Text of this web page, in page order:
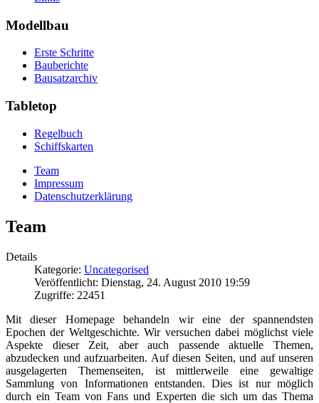
Modellbau
Erste Schritte
Bauberichte
Bausatzarchiv
Tabletop
Regelbuch
Schiffskarten
Team
Impressum
Datenschutzerklärung
Team
Details
Kategorie: Uncategorised
Veröffentlicht: Dienstag, 24. August 2010 19:59
Zugriffe: 22451
Mit dieser Homepage behandeln wir eine der spannendsten
Epochen der Weltgeschichte. Wir versuchen dabei möglichst viele
Aspekte dieser Zeit, aber auch passende aktuelle Themen,
abzudecken und aufzuarbeiten. Auf diesen Seiten, und auf unseren
ausgelagerten Themenseiten, ist mittlerweile eine gewaltige
Sammlung von Informationen entstanden. Dies ist nur möglich
durch ein Team von Fans und Experten die sich um das Thema